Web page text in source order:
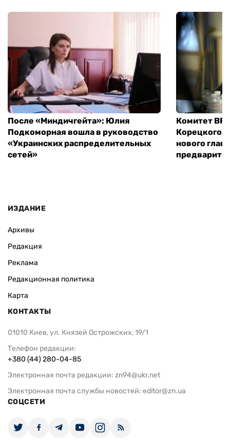
После «Миндичгейта»: Юлия
Подкоморная вошла в руководство
«Украинских распределительных
сетей»
Комитет ВР
Корецкого,
нового
ИЗДАНИЕ
Архивы
Редакция
Реклама
Редакционная политика
Карта
КОНТАКТЫ
01010 Киев, ул. Князей Острожских, 19/1
Телефон редакции:
+380 (44) 280-04-85
Электронная почта редакции: zn94@ukr.net
Электронная почта службы новостей: editor@zn.ua
СОЦСЕТИ